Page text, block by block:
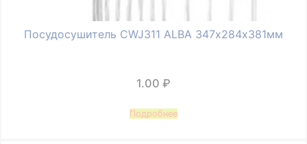
Посудосушитель CWJ311 ALBA 347х284х381мм
1.00 ₽
Подробнее